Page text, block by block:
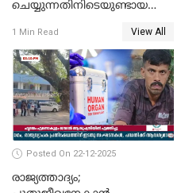
ചെയ്യുന്നതിനിടെയുണ്ടായ
ദാരുണാന്ത്യം; ജീപ്സി
ഓടിച്ചയാൾ അറസ്റ്റിൽ.
1 Min Read View All
Posted On 22-12-2025
രാജ്യത്താദ്യം;